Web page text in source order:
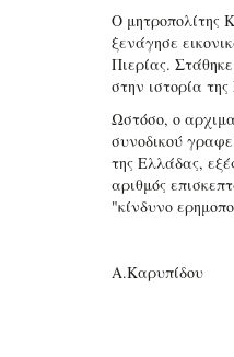
Ο μητροπολίτης
ξενάγησε
Πιερίας.
στην ιστορία
Ωστόσο, ο
συνοδικού
της Ελλάδας,
αριθμός
"κίνδυνο
Α.Καρυπίδου